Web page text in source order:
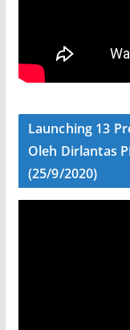
Launching 13
Oleh Dirlantas
(25/9/2020)